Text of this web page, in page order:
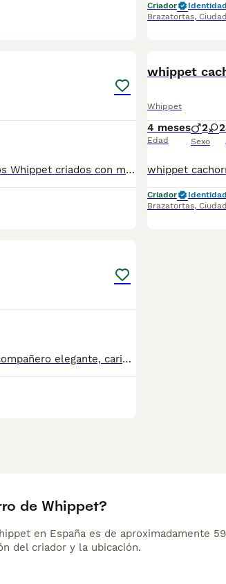
Criador
Brazatortas,
HOLA Disponemos de preciosos cachorros Whippet criados con máxima dedicación y cariño. ✅ Entrega en toda España ✅ Pago contra reembolso ✅ Microchip implantado ✅ Cartilla sanitaria oficial ✅ Vacunaciones al día según edad ✅ Desparasitaciones internas y externas ✅ Cachorros completamente socializados ✅ Iniciados a hacer sus necesidades en empapadores ✅ Padres equilibrados, sanos y con excelente carácter Nuestros cachorros crecen en un entorno familiar, recibiendo atención diaria para garantizar un desarrollo físico y emocional excepcional. atiendo -- 67.0864.332 Seriedad, confianza y atención personalizada durante todo el proceso. ¡Consúlta sin compromiso!
whippet
Whippet
4 meses
Edad
2 2
Sexo
Criador
Brazatortas,
🐾 WHIPPET DISPONIBLE 🐾 ¿Buscas un compañero elegante, cariñoso y equilibrado? Disponemos de preciosos cachorros Whippet criados con máxima dedicación y cariño. ✅ Entrega en toda España ✅ Pago contra reembolso ✅ Microchip implantado ✅ Cartilla sanitaria oficial ✅ Vacunaciones al día según edad ✅ Desparasitaciones internas y externas ✅ Cachorros completamente socializados ✅ Iniciados a hacer sus necesidades en empapadores ✅ Padres equilibrados, sanos y con excelente carácter Nuestros cachorros crecen en un entorno familiar, recibiendo atención diaria para garantizar un desarrollo físico y emocional excepcional. atiendo -- 67.0864.332 Seriedad, confianza y atención personalizada durante todo el proceso. ¡Consúlta sin compromiso!
de Whippet?
en España es de aproximadamente
del criador y la ubicación.